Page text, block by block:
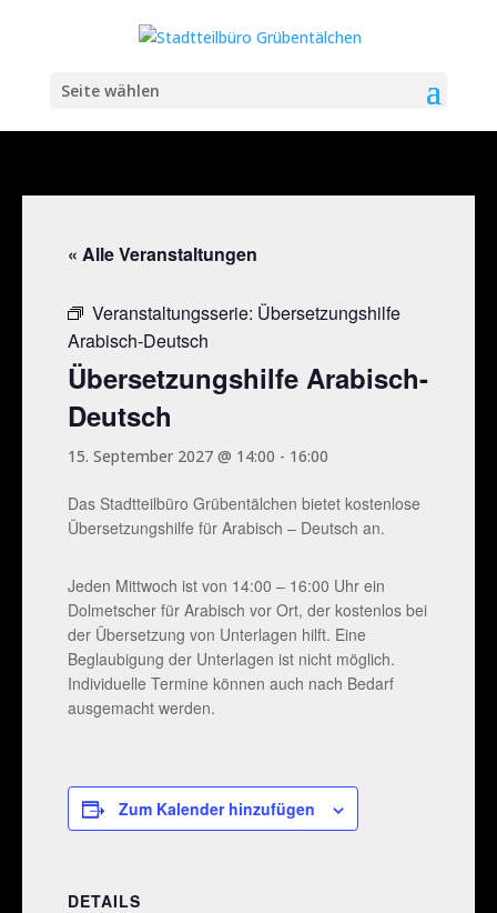
Seite wählen
« Alle Veranstaltungen
Veranstaltungsserie: Übersetzungshilfe
Arabisch-Deutsch
Übersetzungshilfe Arabisch-
Deutsch
15. September 2027 @ 14:00 - 16:00
Das Stadtteilbüro Grübentälchen bietet kostenlose
Übersetzungshilfe für Arabisch – Deutsch an.
Jeden Mittwoch ist von 14:00 – 16:00 Uhr ein
Dolmetscher für Arabisch vor Ort, der kostenlos bei
der Übersetzung von Unterlagen hilft. Eine
Beglaubigung der Unterlagen ist nicht möglich.
Individuelle Termine können auch nach Bedarf
ausgemacht werden.
Zum Kalender hinzufügen
DETAILS